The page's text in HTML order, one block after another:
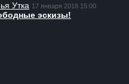
Утка 17 января 2018 15:00
эскизы!